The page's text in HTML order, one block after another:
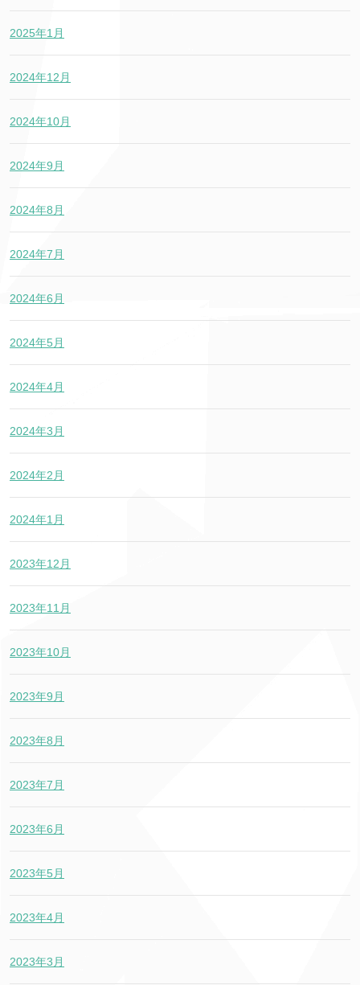
2025年1月
2024年12月
2024年10月
2024年9月
2024年8月
2024年7月
2024年6月
2024年5月
2024年4月
2024年3月
2024年2月
2024年1月
2023年12月
2023年11月
2023年10月
2023年9月
2023年8月
2023年7月
2023年6月
2023年5月
2023年4月
2023年3月